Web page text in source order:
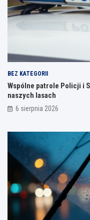
BEZ KATEGORII
Wspólne patrole Policji i
naszych lasach
6 sierpnia 2026